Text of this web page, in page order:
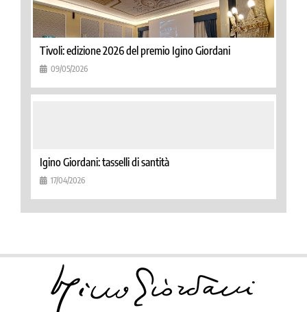
Tivoli: edizione 2026 del premio Igino Giordani
09/05/2026
Igino Giordani: tasselli di santità
17/04/2026